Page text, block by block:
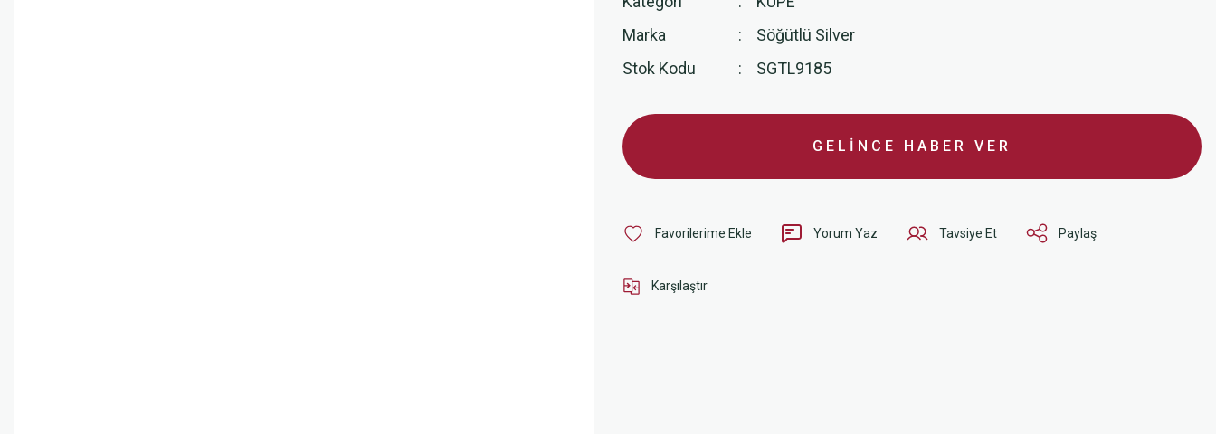
Marka
Söğütlü Silver
Stok Kodu
SGTL9185
GELİNCE HABER VER
Yorum Yaz Tavsiye Et Paylaş
Karşılaştır